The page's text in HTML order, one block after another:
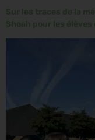
Sur les traces de la
Shoah pour les élèves